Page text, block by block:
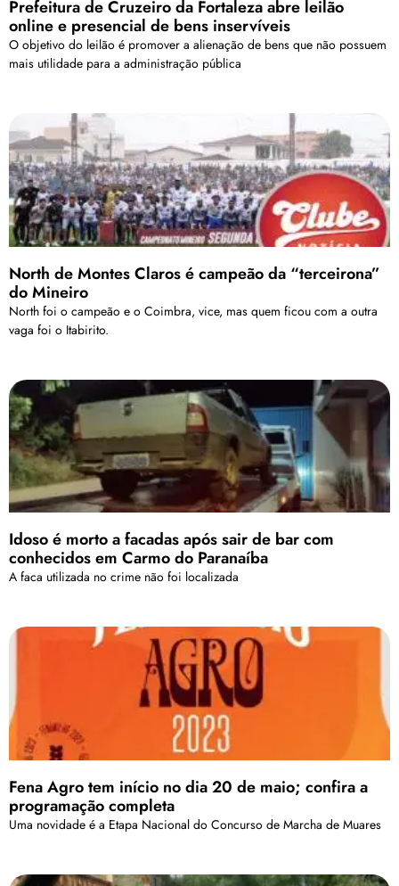
Prefeitura de Cruzeiro da Fortaleza abre leilão
online e presencial de bens inservíveis
O objetivo do leilão é promover a alienação de bens que não possuem
mais utilidade para a administração pública
North de Montes Claros é campeão da “terceirona”
do Mineiro
North foi o campeão e o Coimbra, vice, mas quem ficou com a outra
vaga foi o Itabirito.
Idoso é morto a facadas após sair de bar com
conhecidos em Carmo do Paranaíba
A faca utilizada no crime não foi localizada
Fena Agro tem início no dia 20 de maio; confira a
programação completa
Uma novidade é a Etapa Nacional do Concurso de Marcha de Muares